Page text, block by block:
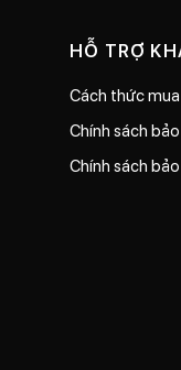
HỖ TRỢ
Cách thức
Chính sách
Chính sách